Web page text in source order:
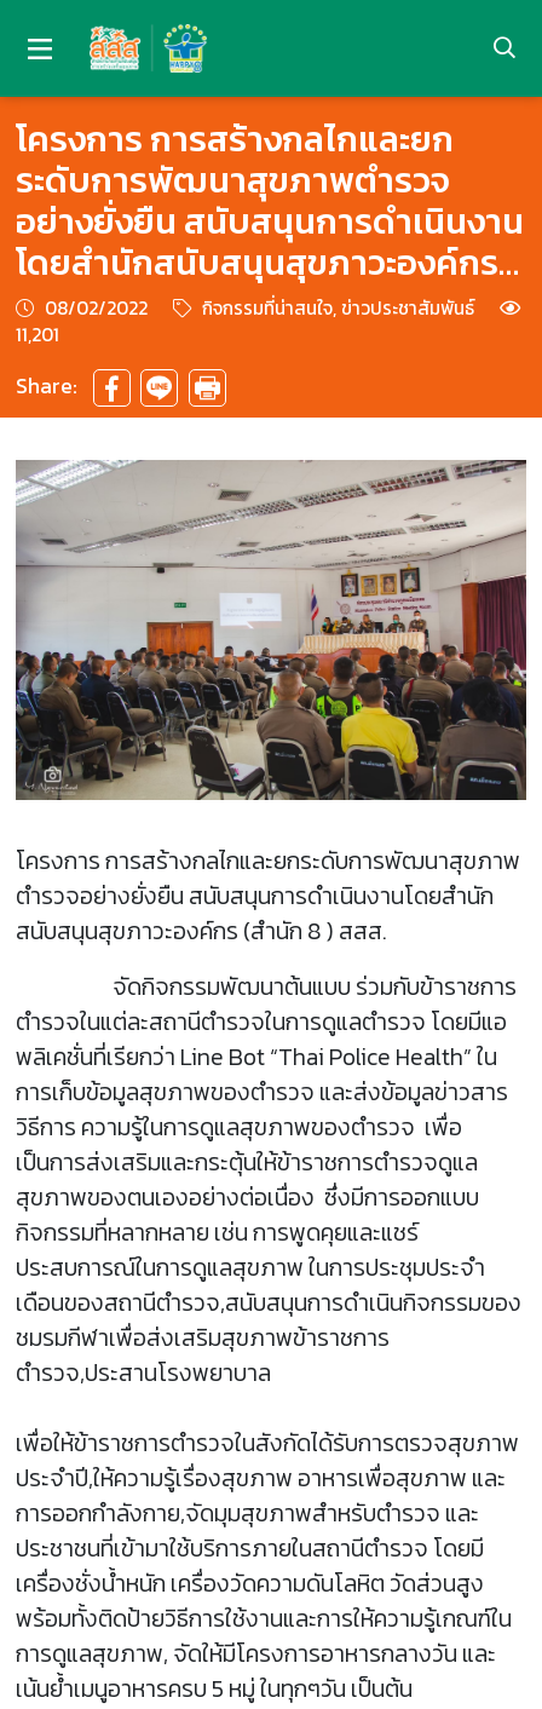
โครงการ การสร้างกลไกและยก
ระดับการพัฒนาสุขภาพตำรวจ
อย่างยั่งยืน สนับสนุนการดำเนินงาน
โดยสำนักสนับสนุนสุขภาวะองค์กร
(สำนัก 8 ) สสส.
08/02/2022
กิจกรรมที่น่าสนใจ, ข่าวประชาสัมพันธ์
11,201
Share:
โครงการ การสร้างกลไกและยกระดับการพัฒนาสุขภาพ
ตำรวจอย่างยั่งยืน สนับสนุนการดำเนินงานโดยสำนัก
สนับสนุนสุขภาวะองค์กร (สำนัก 8 ) สสส.
จัดกิจกรรมพัฒนาต้นแบบ ร่วมกับข้าราชการ
ตำรวจในแต่ละสถานีตำรวจในการดูแลตำรวจ โดยมีแอ
พลิเคชั่นที่เรียกว่า Line Bot “Thai Police Health” ใน
การเก็บข้อมูลสุขภาพของตำรวจ และส่งข้อมูลข่าวสาร
วิธีการ ความรู้ในการดูแลสุขภาพของตำรวจ เพื่อ
เป็นการส่งเสริมและกระตุ้นให้ข้าราชการตำรวจดูแล
สุขภาพของตนเองอย่างต่อเนื่อง ซึ่งมีการออกแบบ
กิจกรรมที่หลากหลาย เช่น การพูดคุยและแชร์
ประสบการณ์ในการดูแลสุขภาพ ในการประชุมประจำ
เดือนของสถานีตำรวจ,สนับสนุนการดำเนินกิจกรรมของ
ชมรมกีฬาเพื่อส่งเสริมสุขภาพข้าราชการ
ตำรวจ,ประสานโรงพยาบาล
เพื่อให้ข้าราชการตำรวจในสังกัดได้รับการตรวจสุขภาพ
ประจำปี,ให้ความรู้เรื่องสุขภาพ อาหารเพื่อสุขภาพ และ
การออกกำลังกาย,จัดมุมสุขภาพสำหรับตำรวจ และ
ประชาชนที่เข้ามาใช้บริการภายในสถานีตำรวจ โดยมี
เครื่องชั่งน้ำหนัก เครื่องวัดความดันโลหิต วัดส่วนสูง
พร้อมทั้งติดป้ายวิธีการใช้งานและการให้ความรู้เกณฑ์ใน
การดูแลสุขภาพ, จัดให้มีโครงการอาหารกลางวัน และ
เน้นย้ำเมนูอาหารครบ 5 หมู่ ในทุกๆวัน เป็นต้น